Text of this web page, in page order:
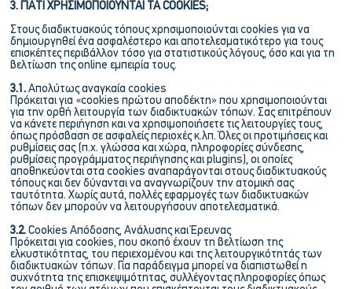
3. ΓΙΑΤΙ ΧΡΗΣΙΜΟΠΟΙΟΥNTAI ΤΑ COOKIES;
Στους διαδικτυακούς τόπους χρησιμοποιούνται cookies για να
δημιουργηθεί ένα ασφαλέστερο και αποτελεσματικότερο για τους
επισκέπτες περιβάλλον τόσο για στατιστικούς λόγους, όσο και για τη
βελτίωση της online εμπειρία τους.
3.1. Απολύτως αναγκαία cookies
Πρόκειται για «cookies πρώτου αποδέκτη» που χρησιμοποιούνται
για την ορθή λειτουργία των διαδικτυακών τόπων. Σας επιτρέπουν
να κάνετε περιήγηση και να χρησιμοποιήσετε τις λειτουργίες τους,
όπως πρόσβαση σε ασφαλείς περιοχές κ.λπ. Όλες οι προτιμήσεις και
ρυθμίσεις σας (π.χ. γλώσσα και χώρα, πληροφορίες σύνδεσης,
ρυθμίσεις προγράμματος περιήγησης και plugins), οι οποίες
αποθηκεύονται στα cookies αναπαράγονται στους διαδικτυακούς
τόπους και δεν δύνανται να αναγνωρίζουν την ατομική σας
ταυτότητα. Χωρίς αυτά, πολλές εφαρμογές των διαδικτυακών
τόπων δεν μπορούν να λειτουργήσουν αποτελεσματικά.
3.2. Cookies Απόδοσης, Ανάλυσης και Έρευνας
Πρόκειται για cookies, που σκοπό έχουν τη βελτίωση της
ελκυστικότητας, του περιεχομένου και της λειτουργικότητάς των
διαδικτυακών τόπων. Για παράδειγμα μπορεί να διαπιστωθεί η
συχνότητα της επισκεψιμότητας, συλλέγοντας πληροφορίες όπως